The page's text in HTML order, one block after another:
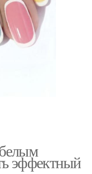
эффектный